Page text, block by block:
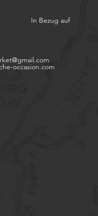
In Bezug auf
occasion.com